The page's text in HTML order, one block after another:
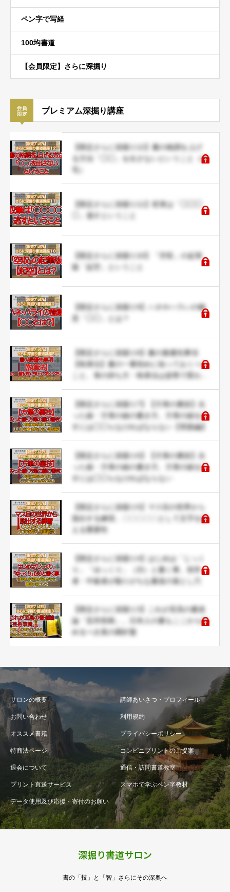
ペン字で写経
100均書道
【会員限定】さらに深掘り
プレミアム深掘り講座
【限定さらに深掘り12】書の格調を上げ
る方法「◯◯」を出さないということ（命
【限定さらに深掘り11】収筆は「◯◯◯
◯」逃すということ
【限定さらに深掘り10】「空収」の起筆
版「起空」ということ
【限定さらに深掘り9】ハネやハラいの極
意「◯◯」とは？
【限定さらに深掘り8】書の最優先事項
【執筆法】書の一番初めに知っておくべき
こと。筆の持ち方・執筆法は姿勢で変わ
【限定さらに深掘り7】【方筆の裏技】尖
った線・方筆の線の書き方。方筆の線を出
すには◯◯らなければならない【実践編】
【限定さらに深掘り6】【方筆の裏技】尖
った線・方筆の線の書き方。方筆の線を出
すには◯◯らなければならない
【限定さらに深掘り5】マス目の世界から
脱出する練習。〇〇〇〇〇として文字を捉
える重要性
【限定さらに深掘り4】はじめは「じっく
り」「ゆっくり」（渋）と書く事。初学
者・中級者が陥りがちな書道の落とし穴
【限定さらに深掘り3】これが至高の書道
論「芸舟双楫」。日本人の書もここから始
めるべき真の羅針盤
サロンの概要 講師あいさつ・プロフィール
お問い合わせ 利用規約
オススメ書籍 プライバシーポリシー
特商法ページ コンビニプリントのご提案
退会について 通信・訪問書道教室
プリント直送サービス スマホで学ぶペン字教材
データ使用及び応援・寄付のお願い
深掘り書道サロン
書の「技」と「智」さらにその深奥へ